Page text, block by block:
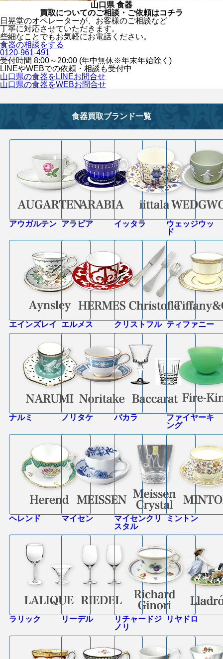
山口県 食器
買取についてのご相談・ご依頼はコチラ
日晃堂のオペレーターが、お客様のご相談など
丁寧に対応させていただきます。
些細なことでもお気軽にお電話ください。
食器の相談をする
0120-961-491
受付時間 8:00～20:00 (年中無休※年末年始除く)
LINEやWEBでの依頼・相談も受付中
山口県の食器をLINEお問合せ
山口県の食器をWEBお問合せ
食器買取ブランド一覧
アウガルテン アラビア イッタラ
ウェッジウッ
ド
エインズレイ エルメス クリストフル ティファニー
ナルミ ノリタケ バカラ
ファイヤーキ
ング
ヘレンド マイセン
マイセンクリ
スタル
ミントン
ラリック リーデル
リチャードジ
ノリ
リヤドロ